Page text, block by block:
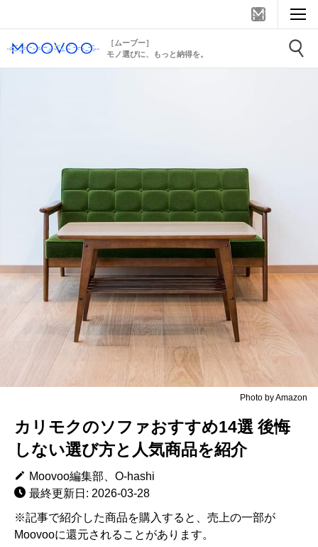
［ムーブー］
モノ選びに、もっと納得を。
Photo by Amazon
カリモクのソファおすすめ14選 後悔
しない選び方と人気商品を紹介
Moovoo編集部、O-hashi
最終更新日: 2026-03-28
※記事で紹介した商品を購入すると、売上の一部が
Moovooに還元されることがあります。